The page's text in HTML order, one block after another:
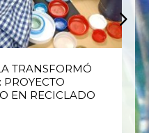
TRANSFORMÓ
PROYECTO
EN RECICLADO